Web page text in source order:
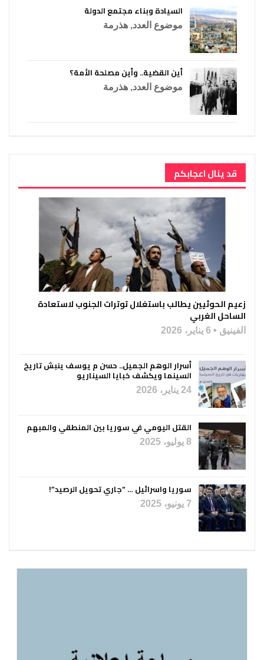
السيادة وبناء مجتمع الدولة
موضوع العدد, هذرمة
أين القضية.. وأين مصلحة الأمة؟
موضوع العدد, هذرمة
قد ينال اعجابكم
زعيم الحوثيين يطالب باستغلال توترات الجنوب لاستعادة
الساحل الغربي
الفينيق 6 يناير، 2026
أسرار الوهم الجميل.. حسن م يوسف ينبش تاريخ
السينما ويكشف خبايا السيناريو
24 يناير، 2026
القتل اليومي في سوريا بين المنطقي والمبهم
8 يوليو، 2025
سوريا واسرائيل … “جاري تحويل الرصيد”!
7 يونيو، 2025